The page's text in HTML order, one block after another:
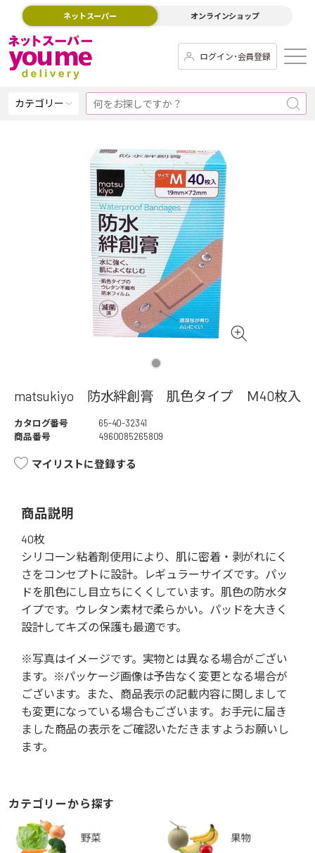
ネットスーパー オンラインショップ
ログイン･会員登録
カテゴリー
matsukiyo 防水絆創膏 肌色タイプ Ｍ40枚入
カタログ番号
65-40-32341
商品番号
4960085265809
マイリストに登録する
商品説明
40枚
シリコーン粘着剤使用により、肌に密着・剥がれにく
さをコンセプトに設計。レギュラーサイズです。パッ
ドを肌色にし目立ちにくくしています。肌色の防水タ
イプです。ウレタン素材で柔らかい。パッドを大きく
設計してキズの保護も最適です。
※写真はイメージです。実物とは異なる場合がござい
ます。※パッケージ画像は予告なく変更となる場合が
ございます。また、商品表示の記載内容に関しまして
も変更になっている場合もございます。お手元に届き
ました商品の表示をご確認いただきますようお願いし
ます。
カテゴリーから探す